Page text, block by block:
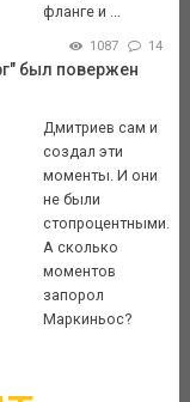
фланге и ...
1087 14
был повержен
Дмитриев сам и
создал эти
моменты. И они
не были
стопроцентными.
А сколько
моментов
запорол
Маркиньос?